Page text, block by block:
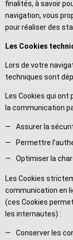
finalités, à savoir
navigation, vous
pour réaliser des
Les Cookies
Lors de votre
techniques sont
Les Cookies qui
la communication
Assurer la
Permettre
Optimiser la
Les Cookies
communication en
(ces Cookies
les internautes) :
Conserver les